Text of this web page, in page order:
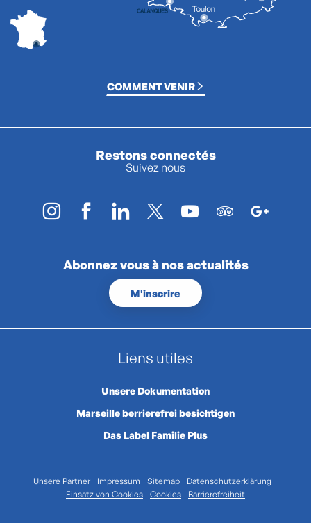
COMMENT VENIR
Restons connectés
Suivez nous
Abonnez vous à nos actualités
M'inscrire
Liens utiles
Unsere Dokumentation
Marseille berrierefrei besichtigen
Das Label Familie Plus
Unsere Partner Impressum Sitemap
Datenschutzerklärung
Einsatz von Cookies
Cookies Barrierefreiheit